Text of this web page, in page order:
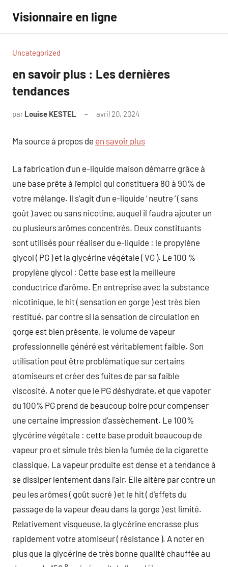
contenu
Visionnaire en ligne
Uncategorized
en savoir plus : Les dernières
tendances
par Louise KESTEL avril 20, 2024
Ma source à propos de en savoir plus
La fabrication d’un e-liquide maison démarre grâce à
une base prête à l’emploi qui constituera 80 à 90% de
votre mélange. Il s’agit d’un e-liquide ‘ neutre ‘ ( sans
goût ) avec ou sans nicotine, auquel il faudra ajouter un
ou plusieurs arômes concentrés. Deux constituants
sont utilisés pour réaliser du e-liquide : le propylène
glycol ( PG ) et la glycérine végétale ( VG ). Le 100 %
propylène glycol : Cette base est la meilleure
conductrice d’arôme. En entreprise avec la substance
nicotinique, le hit ( sensation en gorge ) est très bien
restitué. par contre si la sensation de circulation en
gorge est bien présente, le volume de vapeur
professionnelle généré est véritablement faible. Son
utilisation peut être problématique sur certains
atomiseurs et créer des fuites de par sa faible
viscosité. A noter que le PG déshydrate, et que vapoter
du 100% PG prend de beaucoup boire pour compenser
une certaine impression d’assèchement. Le 100%
glycérine végétale : cette base produit beaucoup de
vapeur pro et simule très bien la fumée de la cigarette
classique. La vapeur produite est dense et a tendance à
se dissiper lentement dans l’air. Elle altère par contre un
peu les arômes ( goût sucré ) et le hit ( d’effets du
passage de la vapeur d’eau dans la gorge ) est limité.
Relativement visqueuse, la glycérine encrasse plus
rapidement votre atomiseur ( résistance ). A noter en
plus que la glycérine de très bonne qualité chauffée au